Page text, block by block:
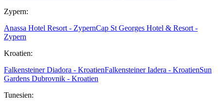
Zypern:
Anassa Hotel Resort - ZypernCap St Georges Hotel & Resort -
Zypern
Kroatien:
Falkensteiner Diadora - KroatienFalkensteiner Iadera - KroatienSun
Gardens Dubrovnik - Kroatien
Tunesien: